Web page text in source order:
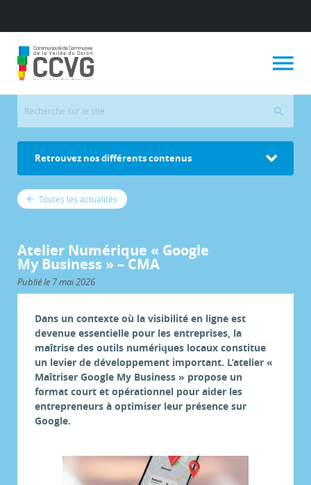
Retrouvez nos différents contenus
Toutes les actualités
Atelier Numérique « Google
My Business » – CMA
Publié le 7 mai 2026
Dans un contexte où la visibilité en ligne est
devenue essentielle pour les entreprises, la
maîtrise des outils numériques locaux constitue
un levier de développement important. L’atelier «
Maîtriser Google My Business » propose un
format court et opérationnel pour aider les
entrepreneurs à optimiser leur présence sur
Google.